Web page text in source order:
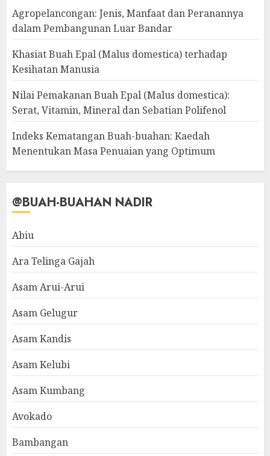
Agropelancongan: Jenis, Manfaat dan Peranannya
dalam Pembangunan Luar Bandar
Khasiat Buah Epal (Malus domestica) terhadap
Kesihatan Manusia
Nilai Pemakanan Buah Epal (Malus domestica):
Serat, Vitamin, Mineral dan Sebatian Polifenol
Indeks Kematangan Buah-buahan: Kaedah
Menentukan Masa Penuaian yang Optimum
@BUAH-BUAHAN NADIR
Abiu
Ara Telinga Gajah
Asam Arui-Arui
Asam Gelugur
Asam Kandis
Asam Kelubi
Asam Kumbang
Avokado
Bambangan